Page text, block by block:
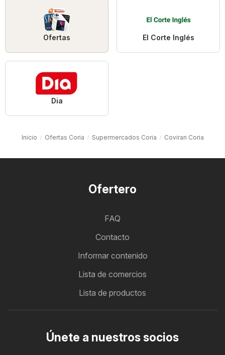
Ofertas El Corte Inglés
Dia
Inicio Ofertas Coria Supermercados Coria Coviran Coria
Ofertero
FAQ
Contacto
Informar contenido
Lista de comercios
Lista de productos
Únete a nuestros socios